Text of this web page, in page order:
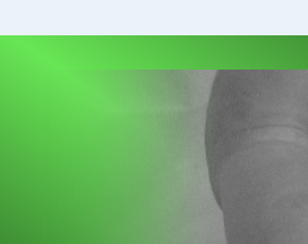
Beratung rund ums Baby